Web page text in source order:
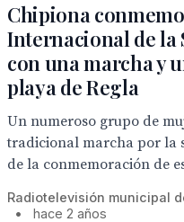
Chipiona
Internacional de la
con una marcha y
playa de Regla
Un numeroso grupo de
tradicional marcha por la
de la conmemoración de
Radiotelevisión municipal
•
hace 2 años